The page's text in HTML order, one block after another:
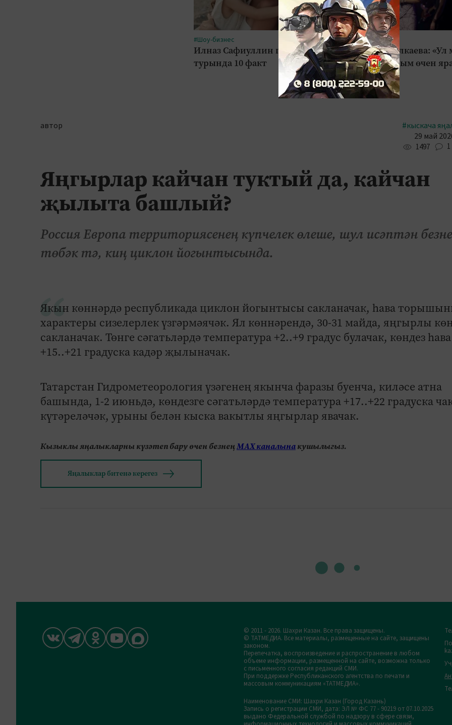
#Шоу-бизнес
Илназ Сафиуллин гаиләсе
турында 10 факт
#Шоу-бизнес
Зәринә Асылкаева: «Ул
кеше булганым өчен
автор
#кыскача
29 май
1497 1
Яңгырлар кайчан туктый да, кайчан
җылыта башлый?
Россия Европа территориясенең күпчелек өлеше, шул исәптән
төбәк тә, киң циклон йогынтысында.
Якын көннәрдә республикада циклон йогынтысы сакланачак, һава
характеры сизелерлек үзгәрмәячәк. Ял көннәрендә, 30-31 майда, яңгырлы
сакланачак. Төнге сәгатьләрдә температура +2..+9 градус булачак, көндез һава
+15..+21 градуска кадәр җылыначак.
Татарстан Гидрометеорология үзәгенең якынча фаразы буенча, киләсе атна
башында, 1-2 июньдә, көндезге сәгатьләрдә температура +17..+22 градуска
күтәреләчәк, урыны белән кыска вакытлы яңгырлар явачак.
Кызыклы яңалыкларны күзәтеп бару өчен безнеңМАХ каналынакушылыгыз.
Яңалыклар битенә керегез
© 2011 - 2026. Шахри Казан. Все права защищены.
© ТАТМЕДИА. Все материалы, размещенные на сайте, защищены
законом.
Перепечатка, воспроизведение и распространение в любом
объеме информации, размещенной на сайте, возможна только
с письменного согласия редакций СМИ.
При поддержке Республиканского агентства по печати и
массовым коммуникациям «ТАТМЕДИА».
Наименование СМИ: Шахри Казан (Город Казань)
Запись о регистрации СМИ, дата: ЭЛ № ФС 77 - 90219 от 07.10.2025
выдано Федеральной службой по надзору в сфере связи,